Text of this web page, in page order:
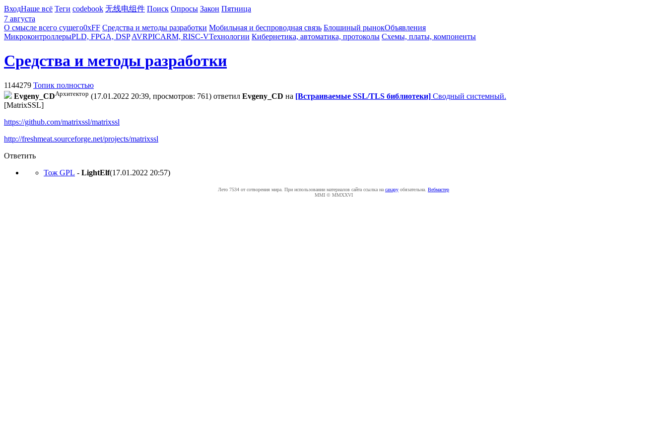
ВходНаше всё Теги codebook 无线电组件 Поиск Опросы Закон Пятница
7 августа
О смысле всего сущего0xFF Средства и методы разработки Мобильная и беспроводная связь Блошиный рынокОбъявления
МикроконтроллерыPLD, FPGA, DSP AVRPICARM, RISC-VТехнологии Кибернетика, автоматика, протоколы Схемы, платы, компоненты
Средства и методы разработки
1144279 Топик полностью
Evgeny_CDАрхитектор (17.01.2022 20:39, просмотров: 761) ответил Evgeny_CD на [Встраиваемые SSL/TLS библиотеки] Сводный системный.
[MatrixSSL]
https://github.com/matrixssl/matrixssl
http://freshmeat.sourceforge.net/projects/matrixssl
Ответить
Тож GPL - LightElf(17.01.2022 20:57)
Лето 7534 от сотворения мира. При использовании материалов сайта ссылка на caxapу обязательна. Вебмастер
MMI © MMXXVI